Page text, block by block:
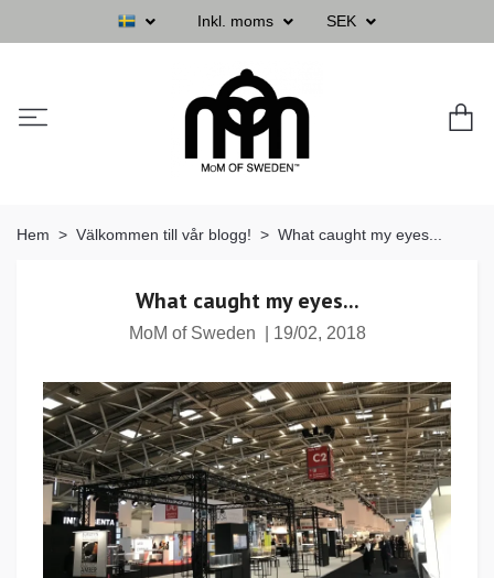
Inkl. moms SEK
Hem Välkommen till vår blogg! What caught my eyes...
What caught my eyes...
MoM of Sweden 19/02, 2018